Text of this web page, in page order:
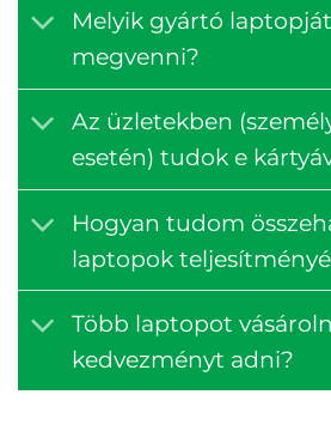
Melyik gyártó
megvenni?
Az üzletekben
esetén) tudok e
Hogyan tudom
laptopok
Több laptopot
kedvezményt adni?